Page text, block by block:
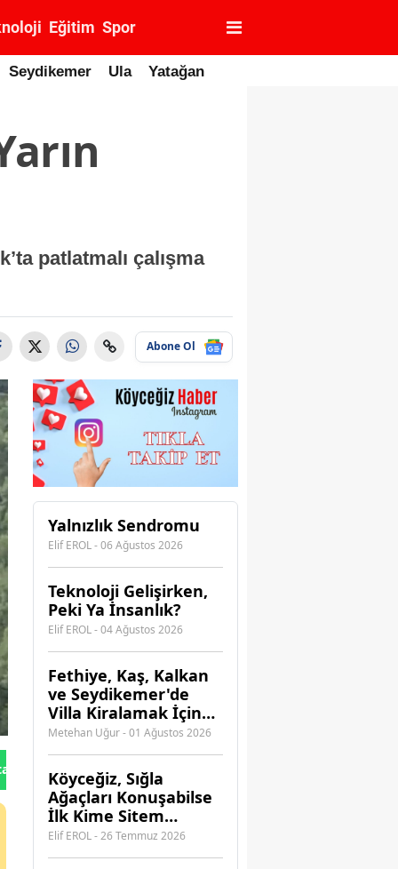
Eğitim Spor
Seydikemer Ula Yatağan
patlatmalı çalışma
Abone Ol
Gönder
Yalnızlık Sendromu
Elif EROL - 06 Ağustos 2026
Teknoloji Gelişirken,
Peki Ya İnsanlık?
Elif EROL - 04 Ağustos 2026
Fethiye, Kaş, Kalkan
ve Seydikemer'de
Villa Kiralamak İçin
Hangi Acenteye
Güvenebilirsiniz?
Metehan Uğur - 01 Ağustos 2026
Köyceğiz, Sığla
Ağaçları Konuşabilse
İlk Kime Sitem
Ederdi?
Elif EROL - 26 Temmuz 2026